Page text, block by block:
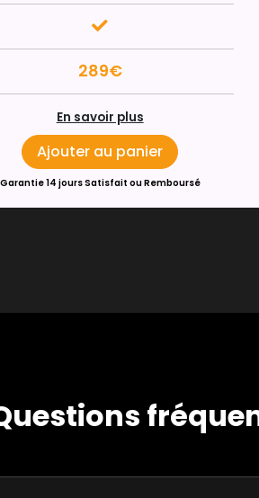
289€
En savoir plus
Ajouter au panier
Garantie 14 jours Satisfait ou Remboursé